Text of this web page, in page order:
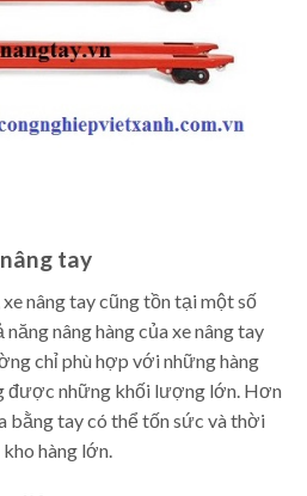
tay
nâng tay cũng tồn tại một số
nâng hàng của xe nâng tay
chỉ phù hợp với những hàng
được những khối lượng lớn. Hơn
bằng tay có thể tốn sức và thời
hàng lớn.